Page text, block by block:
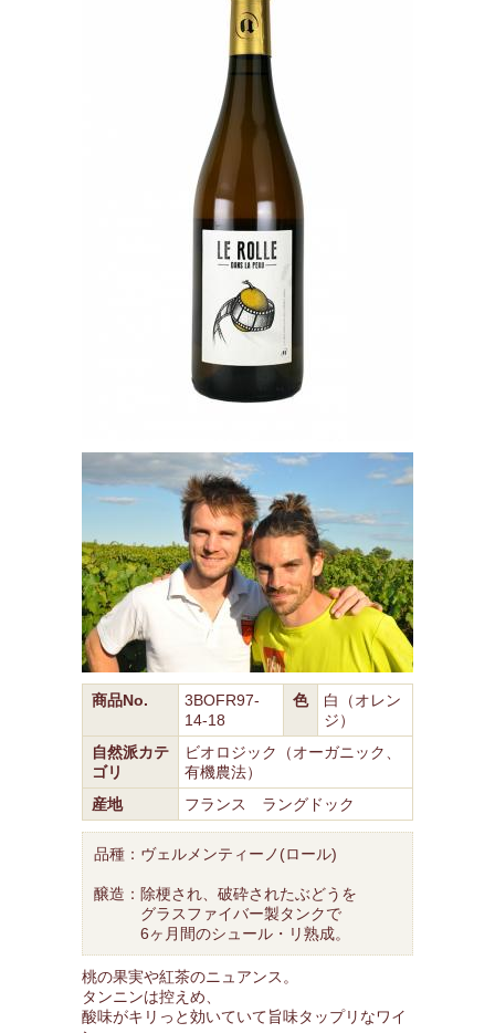
商品No.
3BOFR97-
14-18
色
白（オレン
ジ）
自然派カテ
ゴリ
ビオロジック（オーガニック、
有機農法）
産地
フランス ラングドック
品種：ヴェルメンティーノ(ロール)
醸造：除梗され、破砕されたぶどうを
グラスファイバー製タンクで
6ヶ月間のシュール・リ熟成。
桃の果実や紅茶のニュアンス。
タンニンは控えめ、
酸味がキリっと効いていて旨味タップリなワイ